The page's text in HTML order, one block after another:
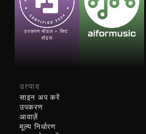
उपकरण मॉडल + किट
वॉइस
उत्पाद
साइन अप करें
उपकरण
आवाज़ें
मूल्य निर्धारण